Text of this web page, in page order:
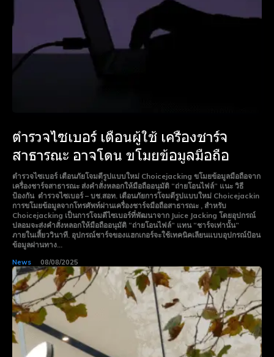
Subscribe now
To access premium
content
Subscribe now
To access premium
content
ตำรวจไซเบอร์ เตือนผู้ใช้ เครื่องชาร์จ
สาธารณะ อาจโดน ขโมยข้อมูลมือถือ
ตำรวจไซเบอร์ เตือนภัยโจมตีรูปแบบใหม่ Choicejacking ขโมยข้อมูลมือถือจาก
เครื่องชาร์จสาธารณะ ส่งคำสั่งหลอกให้มือถืออนุมัติ “ถ่ายโอนไฟล์” แนะ วิธี
ป้องกัน ตำรวจไซเบอร์ – บช.สอท. เตือนภัยการโจมตีรูปแบบใหม่ Choicejackin
การขโมยข้อมูลจากโทรศัพท์ผ่านเครื่องชาร์จมือถือสาธารณะ , สำหรับ
Choicejacking เป็นการโจมตีไซเบอร์ที่พัฒนาจาก Juice Jacking โดยอุปกรณ์
ปลอมจะส่งคำสั่งหลอกให้มือถืออนุมัติ “ถ่ายโอนไฟล์” แทน “ชาร์จเท่านั้น”
ภายในเสี้ยววินาที. อุปกรณ์ชาร์จของแฮกเกอร์จะใช้เทคนิคเลียนแบบอุปกรณ์ป้อน
ข้อมูลผ่านทาง...
News 08/08/2025